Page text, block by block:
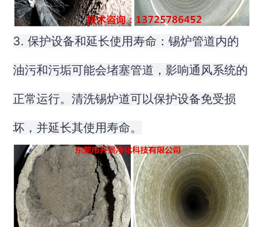
3. 保护设备和延长使用寿命：锡炉管道内的
油污和污垢可能会堵塞管道，影响通风系统的
正常运行。清洗锡炉道可以保护设备免受损
坏，并延长其使用寿命。